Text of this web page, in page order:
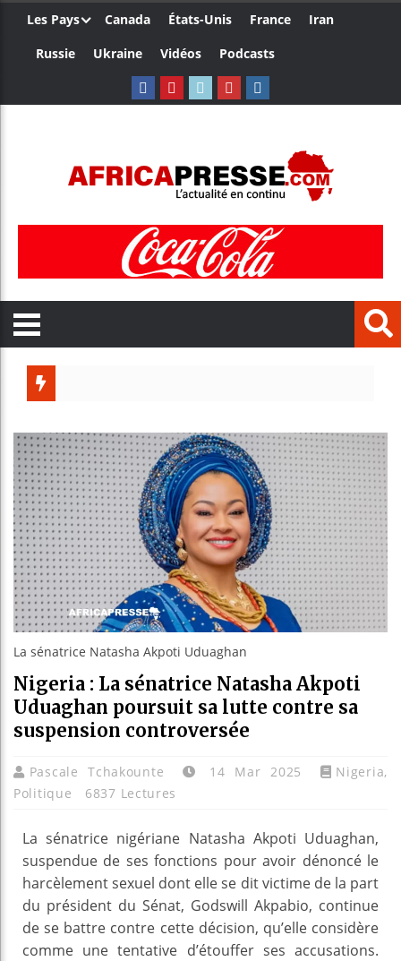
Les Pays Canada États-Unis France
Iran
Russie
Ukraine Vidéos Podcasts
Côte
Tunisie :
Ceuta :
La sénatrice Natasha Akpoti Uduaghan
Nigeria : La sénatrice Natasha Akpoti
Uduaghan poursuit sa lutte contre sa
suspension controversée
Pascale Tchakounte 14 Mar 2025 Nigeria,
Politique
6837 Lectures
La sénatrice nigériane Natasha Akpoti Uduaghan,
suspendue de ses fonctions pour avoir dénoncé le
harcèlement sexuel dont elle se dit victime de la part
du président du Sénat, Godswill Akpabio, continue
de se battre contre cette décision, qu’elle considère
comme une tentative d’étouffer ses accusations.